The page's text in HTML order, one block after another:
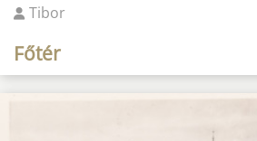
Tibor
Főtér